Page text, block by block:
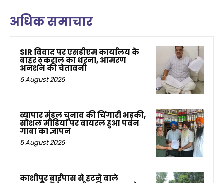
अधिक समाचार
SIR विवाद पर एसडीएम कार्यालय के
बाहर ठुकराल का धरना, आमरण
अनशन की चेतावनी
6 August 2026
व्यापार मंडल चुनाव की चिंगारी भड़की,
सोशल मीडिया पर वायरल हुआ पवन
गाबा का ज्ञापन
5 August 2026
काशीपुर बाईपास से हटने वाले